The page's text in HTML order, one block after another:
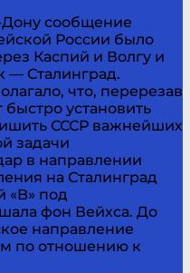
Дону сообщение
России было
Каспий и Волгу и
— Сталинград.
что, перерезав
установить
СССР важнейших
задачи
в направлении
на Сталинград
«B» под
фон Вейхса. До
направление
по отношению к